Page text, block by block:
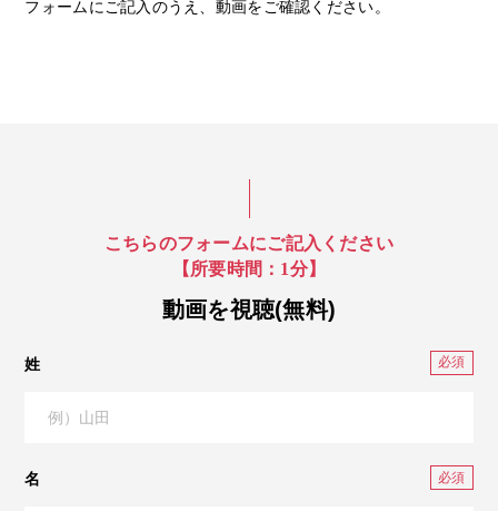
フォームにご記入のうえ、動画をご確認ください。
こちらのフォームにご記入ください
【所要時間：1分】
動画を視聴(無料)
姓
名